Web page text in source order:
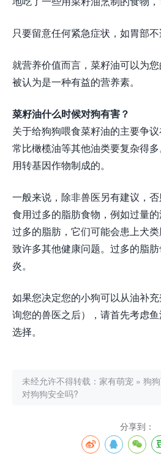
只要留意任何紧急症状，如胃部不
就营养价值而言，菜籽油可以为
被认为是一种有益的营养素。
菜籽油什么时候对狗有害？
关于给狗狗喂食菜籽油的主要争
常比橄榄油等其他油类要复杂得
用转基因作物制成的。
一般来说，除非兽医另有建议，
食用过多的脂肪食物，例如过量
过多的脂肪，它们可能会患上犬
致许多其他健康问题。过多的脂
炎。
如果您决定您的小狗可以从油补
询您的兽医之后），请首先考虑
选择。
未经允许不得转载： 家有萌宠 » 狗
对狗狗安全吗?
分享到：